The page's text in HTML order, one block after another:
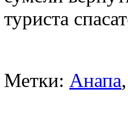
туриста
Метки: Анапа,